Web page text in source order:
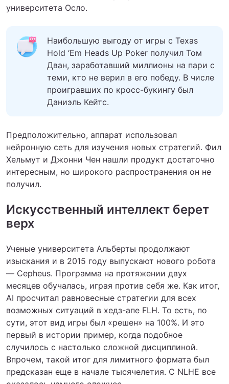
университета Осло.
Наибольшую выгоду от игры с Texas
Hold ‘Em Heads Up Poker получил Том
Дван, заработавший миллионы на пари с
теми, кто не верил в его победу. В числе
проигравших по кросс-букингу был
Даниэль Кейтс.
Предположительно, аппарат использовал
нейронную сеть для изучения новых стратегий. Фил
Хельмут и Джонни Чен нашли продукт достаточно
интересным, но широкого распространения он не
получил.
Искусственный интеллект берет
верх
Ученые университета Альберты продолжают
изыскания и в 2015 году выпускают нового робота
— Cepheus. Программа на протяжении двух
месяцев обучалась, играя против себя же. Как итог,
AI просчитал равновесные стратегии для всех
возможных ситуаций в хедз-апе FLH. То есть, по
сути, этот вид игры был «решен» на 100%. И это
первый в истории пример, когда подобное
случилось с настолько сложной дисциплиной.
Впрочем, такой итог для лимитного формата был
предсказан еще в начале тысячелетия. С NLHE все